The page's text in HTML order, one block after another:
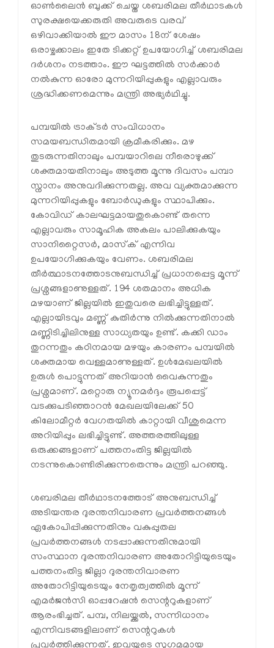
ഓണ്‍ലൈന്‍ ബുക്ക് ചെയ്ത ശബരിമല തീര്‍ഥാടകള്‍
സുരക്ഷയെക്കരുതി അവരുടെ വരവ്
ഒഴിവാക്കിയാല്‍ ഈ മാസം 18ന് ശേഷം
ഒരാഴ്ചക്കാലം ഇതേ ടിക്കറ്റ് ഉപയോഗിച്ച് ശബരിമല
ദര്‍ശനം നടത്താം. ഈ ഘട്ടത്തില്‍ സര്‍ക്കാര്‍
നല്‍കുന്ന ഓരോ മുന്നറിയിപ്പുകളും എല്ലാവരും
ശ്രദ്ധിക്കണമെന്നും മന്ത്രി അഭ്യര്‍ഥിച്ചു.
പമ്പയില്‍ ട്രാക്ടര്‍ സംവിധാനം
സമയബന്ധിതമായി ക്രമീകരിക്കും. മഴ
തുടരുന്നതിനാലും പമ്പയാറിലെ നീരൊഴുക്ക്
ശക്തമായതിനാലും അടുത്ത മൂന്നു ദിവസം പമ്പാ
സ്നാനം അനുവദിക്കുന്നതല്ല. അവ വ്യക്തമാക്കുന്ന
മുന്നറിയിപ്പുകളും ബോര്‍ഡുകളും സ്ഥാപിക്കും.
കോവിഡ് കാലഘട്ടമായതുകൊണ്ട് തന്നെ
എല്ലാവരും സാമൂഹിക അകലം പാലിക്കുകയും
സാനിറ്റൈസര്‍, മാസ്‌ക് എന്നിവ
ഉപയോഗിക്കുകയും വേണം. ശബരിമല
തീര്‍ത്ഥാടനത്തോടനുബന്ധിച്ച് പ്രധാനപ്പെട്ട മൂന്ന്
പ്രശ്നങ്ങളാണുള്ളത്. 194 ശതമാനം അധിക
മഴയാണ് ജില്ലയില്‍ ഇതുവരെ ലഭിച്ചിട്ടുള്ളത്.
എല്ലായിടവും മണ്ണ് കുതിര്‍ന്നു നില്‍ക്കുന്നതിനാല്‍
മണ്ണിടിച്ചിലിനുള്ള സാധ്യതയും ഉണ്ട്. കക്കി ഡാം
തുറന്നതും കഠിനമായ മഴയും കാരണം പമ്പയില്‍
ശക്തമായ വെള്ളമാണുള്ളത്. ഉള്‍മേഖലയില്‍
ഉരുള്‍ പൊട്ടുന്നത് അറിയാന്‍ വൈകുന്നതും
പ്രശ്നമാണ്. മറ്റൊരു ന്യൂനമര്‍ദ്ദം രൂപപ്പെട്ട്
വടക്കുപടിഞ്ഞാറന്‍ മേഖലയിലേക്ക് 50
കിലോമീറ്റര്‍ വേഗതയില്‍ കാറ്റായി വീശുമെന്ന
അറിയിപ്പും ലഭിച്ചിട്ടുണ്ട്. അത്തരത്തിലുള്ള
ഒരുക്കങ്ങളാണ് പത്തനംതിട്ട ജില്ലയില്‍
നടന്നുകൊണ്ടിരിക്കുന്നതെന്നും മന്ത്രി പറഞ്ഞു.
ശബരിമല തീര്‍ഥാടനത്തോട് അനുബന്ധിച്ച്
അടിയന്തര ദുരന്തനിവാരണ പ്രവര്‍ത്തനങ്ങള്‍
ഏകോപിപ്പിക്കുന്നതിനും വകുപ്പുതല
പ്രവര്‍ത്തനങ്ങള്‍ നടപ്പാക്കുന്നതിനുമായി
സംസ്ഥാന ദുരന്തനിവാരണ അതോറിട്ടിയുടെയും
പത്തനംതിട്ട ജില്ലാ ദുരന്തനിവാരണ
അതോറിട്ടിയുടെയും നേതൃത്വത്തില്‍ മൂന്ന്
എമര്‍ജന്‍സി ഓപ്പറേഷന്‍ സെന്ററുകളാണ്
ആരംഭിച്ചത്. പമ്പ, നിലയ്ക്കല്‍, സന്നിധാനം
എന്നിവടങ്ങളിലാണ് സെന്ററുകള്‍
പ്രവര്‍ത്തിക്കുന്നത്. ഇവയുടെ സുഗമമായ